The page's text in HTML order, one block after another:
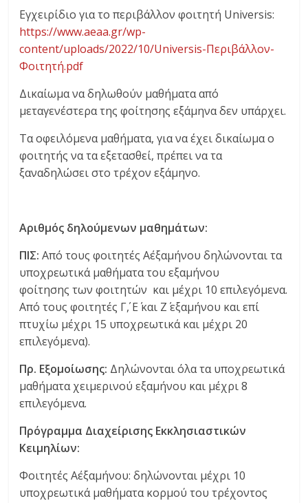
Εγχειρίδιο για το περιβάλλον φοιτητή Universis:
https://www.aeaa.gr/wp-
content/uploads/2022/10/Universis-Περιβάλλον-
Φοιτητή.pdf
Δικαίωμα να δηλωθούν μαθήματα από
μεταγενέστερα της φοίτησης εξάμηνα δεν υπάρχει.
Τα οφειλόμενα μαθήματα, για να έχει δικαίωμα ο
φοιτητής να τα εξετασθεί, πρέπει να τα
ξαναδηλώσει στο τρέχον εξάμηνο.
Αριθμός δηλούμενων μαθημάτων:
ΠΙΣ: Από τους φοιτητές Α΄εξαμήνου δηλώνονται τα
υποχρεωτικά μαθήματα του εξαμήνου
φοίτησης των φοιτητών και μέχρι 10 επιλεγόμενα.
Από τους φοιτητές Γ΄, Ε΄ και Ζ΄ εξαμήνου και επί
πτυχίω μέχρι 15 υποχρεωτικά και μέχρι 20
επιλεγόμενα).
Πρ. Εξομοίωσης: Δηλώνονται όλα τα υποχρεωτικά
μαθήματα χειμερινού εξαμήνου και μέχρι 8
επιλεγόμενα.
Πρόγραμμα Διαχείρισης Εκκλησιαστικών
Κειμηλίων:
Φοιτητές Α΄εξαμήνου: δηλώνονται μέχρι 10
υποχρεωτικά μαθήματα κορμού του τρέχοντος